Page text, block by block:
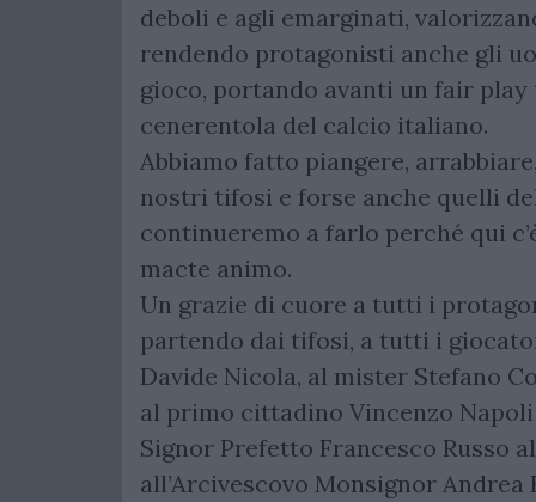
deboli e agli emarginati,
rendendo protagonisti anche gli
gioco, portando avanti un fair
cenerentola del calcio italiano.
Abbiamo fatto piangere,
nostri tifosi e forse anche quelli
continueremo a farlo perché qui
macte animo.
Un grazie di cuore a tutti i
partendo dai tifosi, a tutti i
Davide Nicola, al mister Stefano
al primo cittadino Vincenzo
Signor Prefetto Francesco Russo
all’Arcivescovo Monsignor